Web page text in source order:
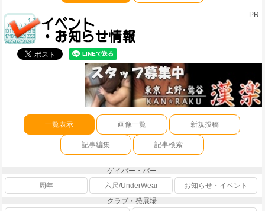
PR
一覧表示 画像一覧 新規投稿
記事編集 記事検索
ゲイバー・バー
周年
六尺/UnderWear
お知らせ・イベント
クラブ・発展場